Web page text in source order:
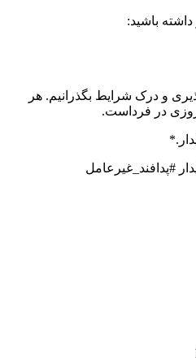
باشید:
و درک شرایط بگذرانیم. هر
در فرداست.